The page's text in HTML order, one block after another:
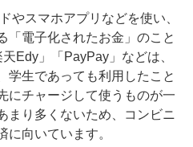
やスマホアプリなどを使い、
「電子化されたお金」のこと
Edy」「PayPay」などは、
学生であっても利用したこと
にチャージして使うものが一
まり多くないため、コンビニ
に向いています。